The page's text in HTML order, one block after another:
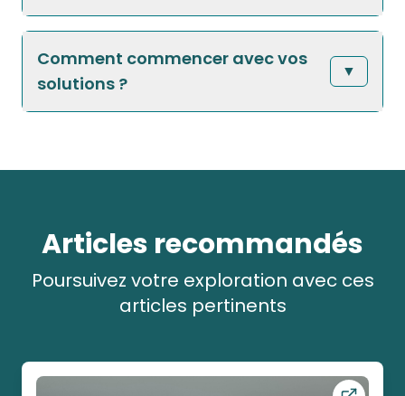
Comment commencer avec vos
solutions ?
▼
Articles recommandés
Poursuivez votre exploration avec ces
articles pertinents